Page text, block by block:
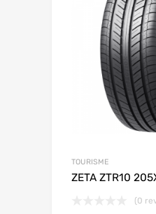
TOURISME
ZETA ZTR10
(0